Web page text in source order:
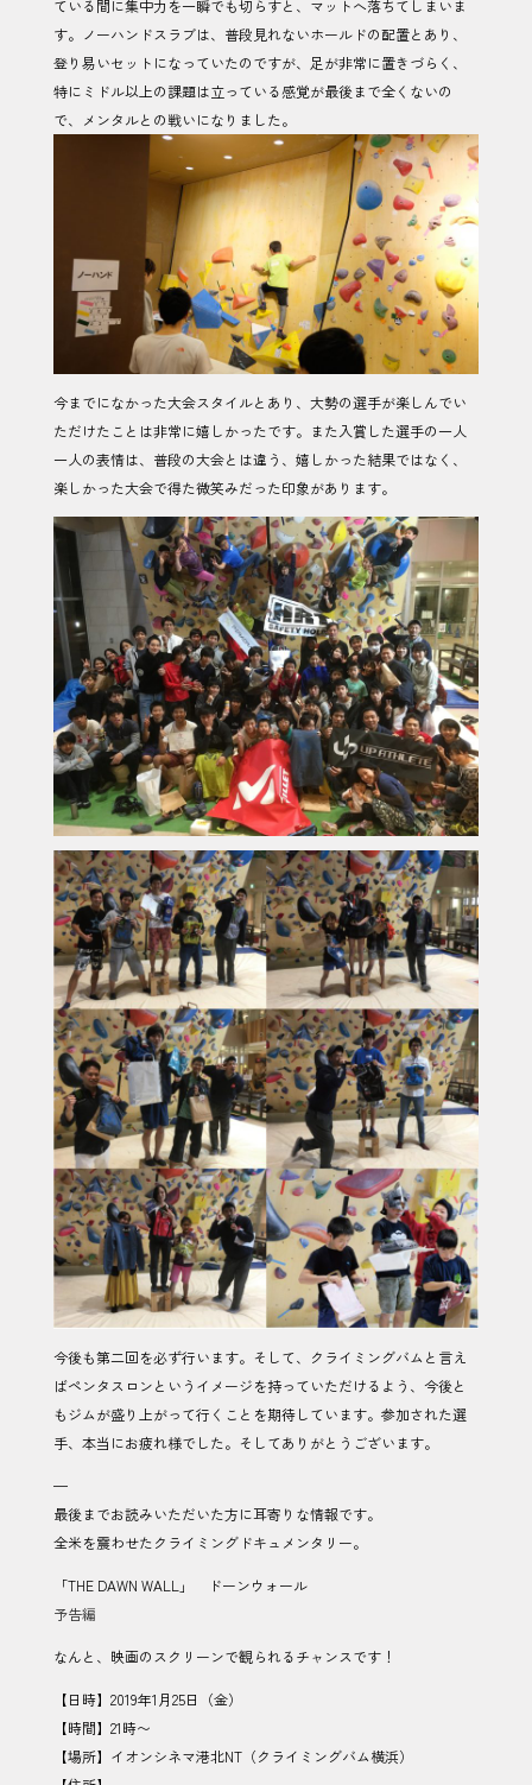
ている間に集中力を一瞬でも切らすと、マットへ落ちてしまいま
す。ノーハンドスラブは、普段見れないホールドの配置とあり、
登り易いセットになっていたのですが、足が非常に置きづらく、
特にミドル以上の課題は立っている感覚が最後まで全くないの
で、メンタルとの戦いになりました。
今までになかった大会スタイルとあり、大勢の選手が楽しんでい
ただけたことは非常に嬉しかったです。また入賞した選手の一人
一人の表情は、普段の大会とは違う、嬉しかった結果ではなく、
楽しかった大会で得た微笑みだった印象があります。
今後も第二回を必ず行います。そして、クライミングバムと言え
ばペンタスロンというイメージを持っていただけるよう、今後と
もジムが盛り上がって行くことを期待しています。参加された選
手、本当にお疲れ様でした。そしてありがとうございます。
—
最後までお読みいただいた方に耳寄りな情報です。
全米を震わせたクライミングドキュメンタリー。
「THE DAWN WALL」 ドーンウォール
予告編
なんと、映画のスクリーンで観られるチャンスです！
【日時】2019年1月25日（金）
【時間】21時〜
【場所】イオンシネマ港北NT（クライミングバム横浜）